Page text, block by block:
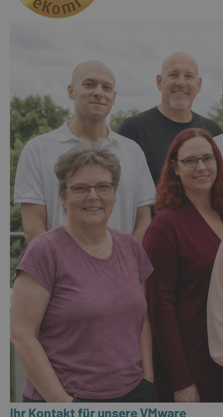
Ihr Kontakt für unsere VMware